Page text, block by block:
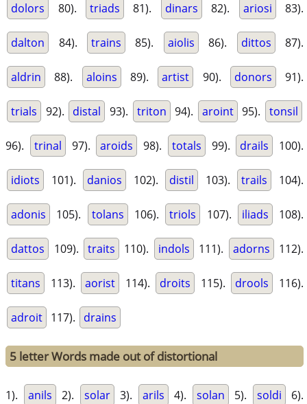
dolors 80). triads 81). dinars 82). ariosi 83).
dalton 84). trains 85). aiolis 86). dittos 87).
aldrin 88). aloins 89). artist 90). donors 91).
trials 92). distal 93). triton 94). aroint 95). tonsil
96). trinal 97). aroids 98). totals 99). drails 100).
idiots 101). danios 102). distil 103). trails 104).
adonis 105). tolans 106). triols 107). iliads 108).
dattos 109). traits 110). indols 111). adorns 112).
titans 113). aorist 114). droits 115). drools 116).
adroit 117). drains
5 letter Words made out of distortional
1). anils 2). solar 3). arils 4). solan 5). soldi 6).